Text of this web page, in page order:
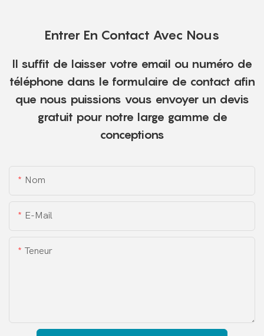
Entrer En Contact Avec Nous
Il suffit de laisser votre email ou numéro de
téléphone dans le formulaire de contact afin
que nous puissions vous envoyer un devis
gratuit pour notre large gamme de
conceptions
Nom
E-Mail
Teneur